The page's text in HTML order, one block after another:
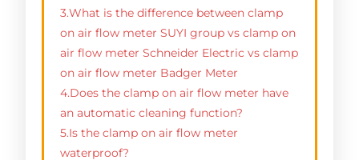
3.What is the difference between clamp
on air flow meter SUYI group vs clamp on
air flow meter Schneider Electric vs clamp
on air flow meter Badger Meter
4.Does the clamp on air flow meter have
an automatic cleaning function?
5.Is the clamp on air flow meter
waterproof?